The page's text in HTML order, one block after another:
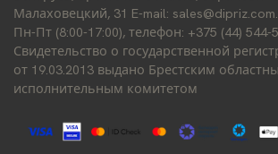
Малаховецкий, 31 E-mail:
Пн-Пт (8:00-17:00), телефон: +375 (44) 544-
Свидетельство о государственной
от 19.03.2013 выдано Брестским
исполнительным комитетом